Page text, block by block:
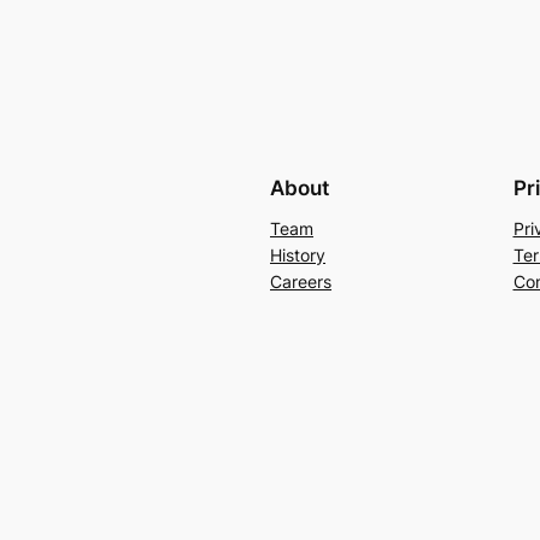
About
Team
History
Careers